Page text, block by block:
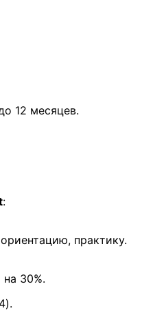
12 месяцев.
:
практику.
30%.